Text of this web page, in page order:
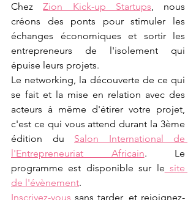
Chez Zion Kick-up Startups , nous
créons des ponts pour stimuler les
échanges économiques et sortir les
entrepreneurs de l'isolement qui
épuise leurs projets.
Le networking, la découverte de ce qui
se fait et la mise en relation avec des
acteurs à même d'étirer votre projet,
c'est ce qui vous attend durant la 3ème
édition du Salon International de
l'Entrepreneuriat Africain. Le
programme est disponible sur le site
de l'évènement.
Inscrivez-vous sans tarder, et rejoignez-